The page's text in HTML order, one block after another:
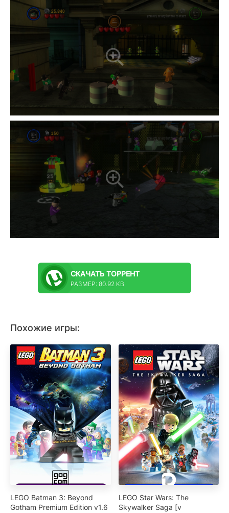
СКАЧАТЬ ТОРРЕНТ
РАЗМЕР: 80.92 KB
Похожие игры:
LEGO Batman 3: Beyond
Gotham Premium Edition v1.6
LEGO Star Wars: The
Skywalker Saga [v